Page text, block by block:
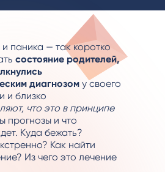
паника — так коротко
состояние родителей,
диагнозом у своего
и близко
что это в принципе
прогнозы и что
Куда бежать?
Как найти
Из чего это лечение